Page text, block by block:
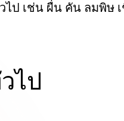
ป เช่น ผื่น คัน ลมพิษ
ไป